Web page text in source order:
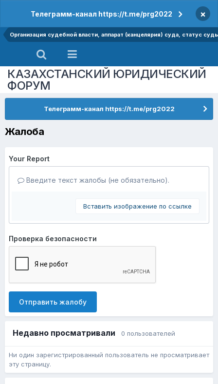
Телеграмм-канал https://t.me/prg2022 ×
Организация судебной власти, аппарат (канцелярия) суда, статус
КАЗАХСТАНСКИЙ ЮРИДИЧЕСКИЙ
ФОРУМ
Телеграмм-канал https://t.me/prg2022
Жалоба
Your Report
Введите текст жалобы (не обязательно).
Вставить изображение по ссылке
Проверка безопасности
Отправить жалобу
Недавно просматривали 0 пользователей
Ни один зарегистрированный пользователь не просматривает
эту страницу.